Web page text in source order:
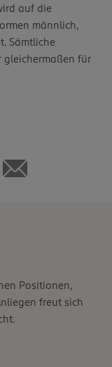
auf die
männlich,
Sämtliche
gleichermaßen für
Positionen,
freut sich